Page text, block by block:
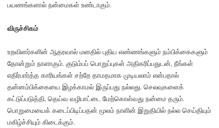
பயணங்களால் நன்மைகள் உண்டாகும்.
விருச்சிகம்
உறவினர்களின் ஆதரவால் மனதில் புதிய எண்ணங்களும் நம்பிக்கைகளும்
தோன்றும் நாளாகும். குடும்பப் பொறுப்புகள் அதிகரிப்பதுடன், நீங்கள்
எதிர்பார்த்த காரியங்கள் சற்றே தாமதமாக முடியலாம் என்பதால்
தன்னம்பிக்கையை இழக்காமல் இருப்பது நல்லது. செலவுகளைக்
கட்டுப்படுத்தி, தெய்வ வழிபாட்டை மேற்கொள்வது நன்மை தரும்.
பொறுமையைக் கடைப்பிடிப்பதன் மூலம் நாளின் இறுதியில் நல்ல செய்தியும்
மகிழ்ச்சியும் கிடைக்கும்.